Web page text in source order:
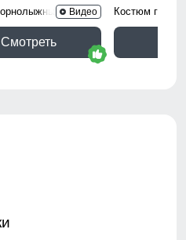
9431Gl
Видео
Смотреть
Костюм